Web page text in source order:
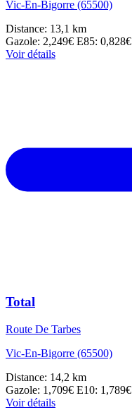
Vic-En-Bigorre (65500)
Distance: 13,1 km
Gazole: 2,249€ E85: 0,828€
Voir détails
Total
Route De Tarbes
Vic-En-Bigorre (65500)
Distance: 14,2 km
Gazole: 1,709€ E10: 1,789€
Voir détails